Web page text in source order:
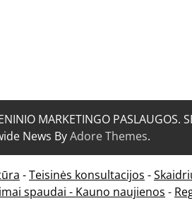
MARKETINGO
News ByAdore Themes.
-Teisinės konsultacijos -
spaudai - Kauno naujienos -